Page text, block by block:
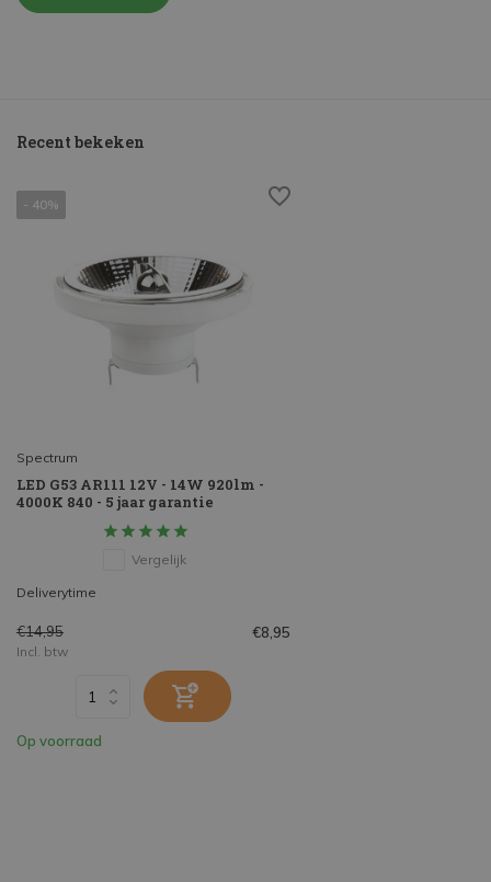
Recent bekeken
- 40%
Spectrum
LED G53 AR111 12V - 14W 920lm -
4000K 840 - 5 jaar garantie
Vergelijk
Deliverytime
€14,95 €8,95
Incl. btw
Op voorraad